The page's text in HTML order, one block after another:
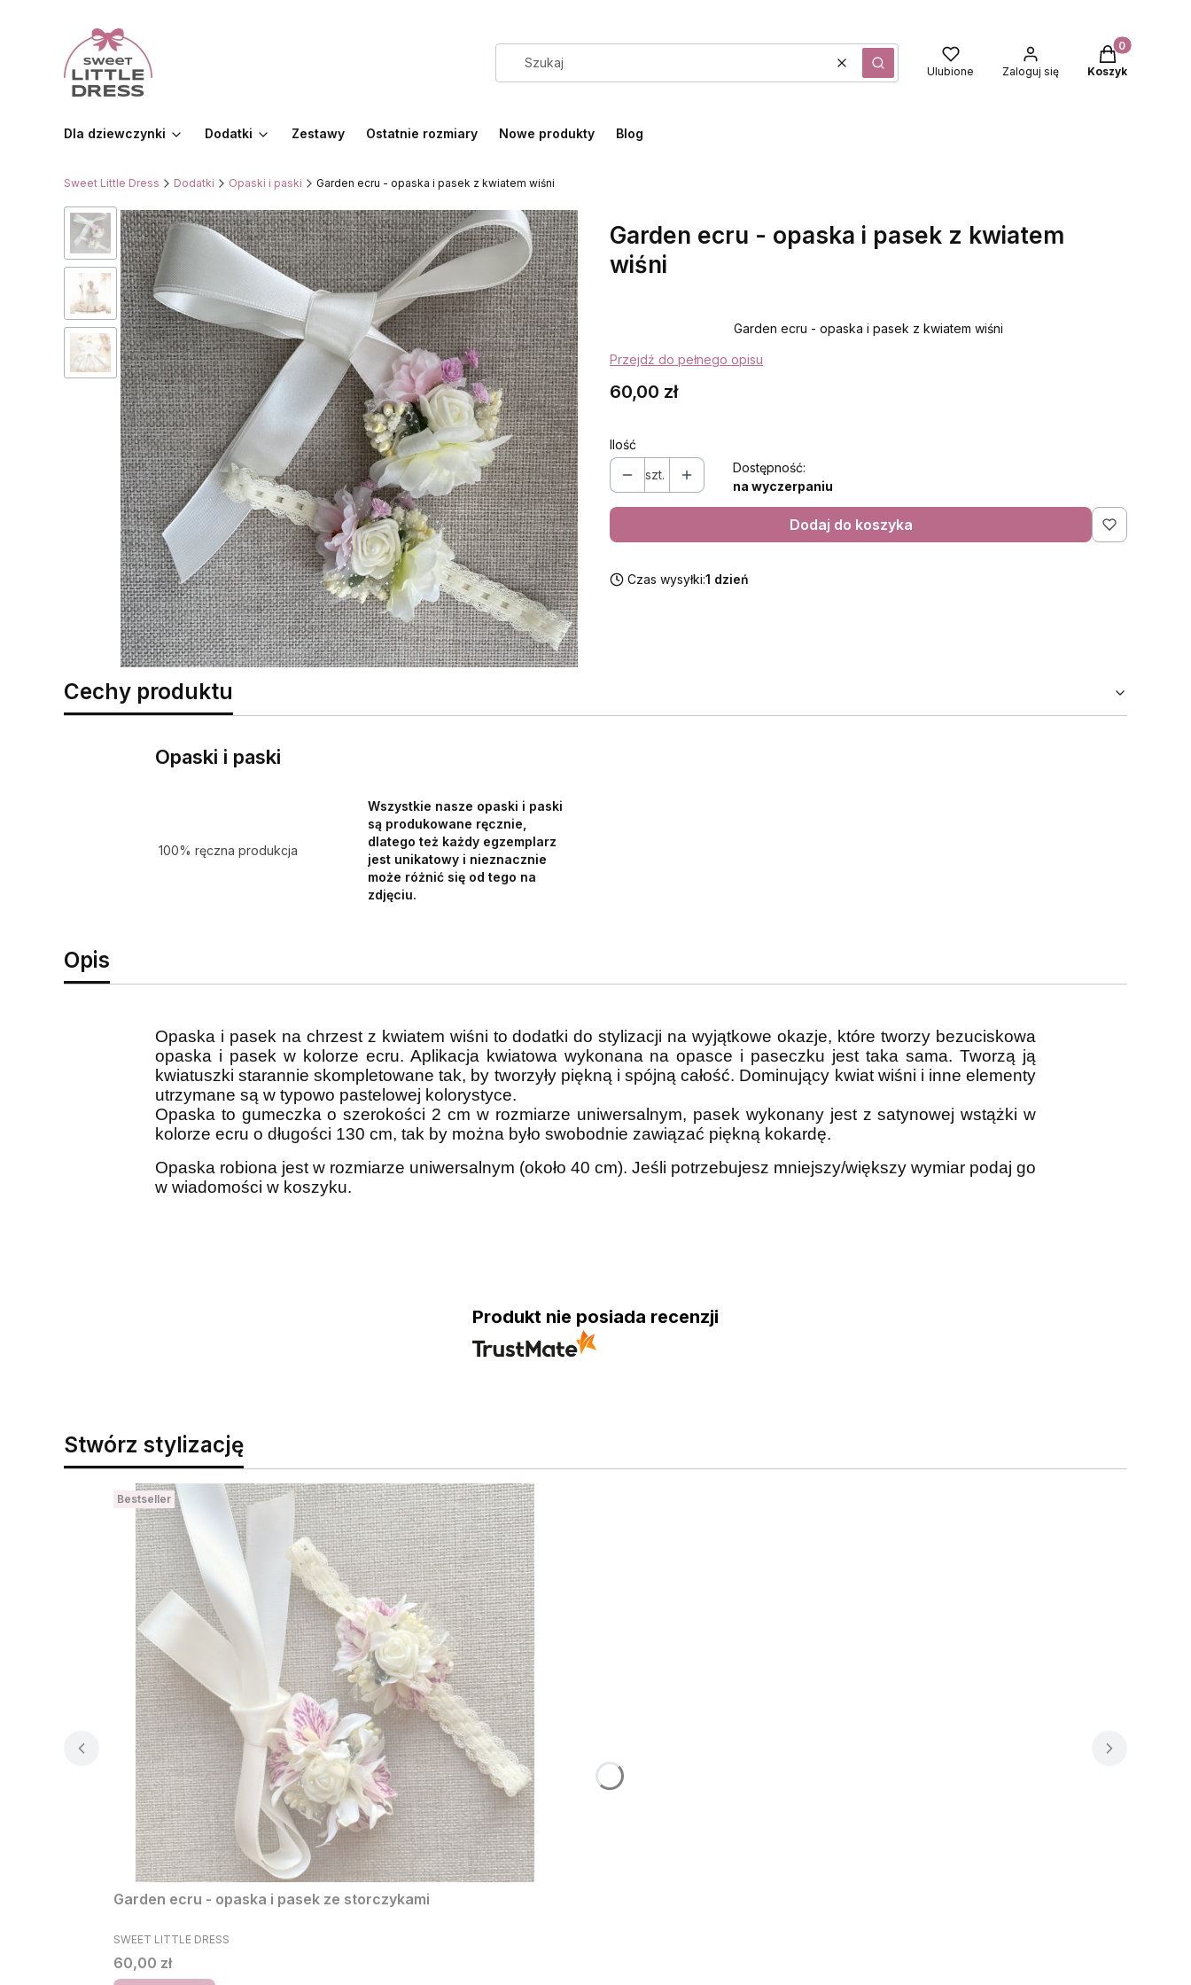
WyczyśćSzukaj Ulubione Zaloguj się
Produkty w
Koszyk
Dla dziewczynki Dodatki Zestawy Ostatnie rozmiary Nowe produkty Blog
Sweet Little Dress Dodatki Opaski i paski Garden ecru - opaska i pasek z kwiatem wiśni
Garden ecru - opaska i pasek z kwiatem
wiśni
Garden ecru - opaska i pasek z kwiatem wiśni
Przejdź do pełnego opisu
Cena
60,00 zł
Ilość
szt.
Dostępność:
na wyczerpaniu
Dodaj do koszyka
Czas wysyłki:1 dzień
Cechy produktu
Opaski i paski
100% ręczna produkcja
Wszystkie nasze opaski i paski
są produkowane ręcznie,
dlatego też każdy egzemplarz
jest unikatowy i nieznacznie
może różnić się od tego na
zdjęciu.
Opis
Opaska i pasek na chrzest z kwiatem wiśni to dodatki do stylizacji na wyjątkowe okazje, które tworzy bezuciskowa
opaska i pasek w kolorze ecru. Aplikacja kwiatowa wykonana na opasce i paseczku jest taka sama. Tworzą ją
kwiatuszki starannie skompletowane tak, by tworzyły piękną i spójną całość. Dominujący kwiat wiśni i inne elementy
utrzymane są w typowo pastelowej kolorystyce.
Opaska to gumeczka o szerokości 2 cm w rozmiarze uniwersalnym, pasek wykonany jest z satynowej wstążki w
kolorze ecru o długości 130 cm, tak by można było swobodnie zawiązać piękną kokardę.
Opaska robiona jest w rozmiarze uniwersalnym (około 40 cm). Jeśli potrzebujesz mniejszy/większy wymiar podaj go
w wiadomości w koszyku.
Produkt nie posiada recenzji
Stwórz stylizację
Bestseller
Garden ecru - opaska i pasek ze storczykami
PRODUCENT
SWEET LITTLE DRESS
Cena
60,00 zł